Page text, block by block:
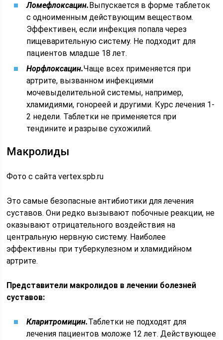
Ломефлоксацин.Выпускается в форме таблеток
с одноименным действующим веществом.
Эффективен, если инфекция попала через
пищеварительную систему. Не подходит для
пациентов младше 18 лет.
Норфлоксацин.Чаще всех применяется при
артрите, вызванном инфекциями
мочевыделительной системы, например,
хламидиями, гонореей и другими. Курс лечения 1-
2 недели. Таблетки не применяется при
тендините и разрыве сухожилий.
Макролиды
Фото с сайта vertex.spb.ru
Это самые безопасные антибиотики для лечения
суставов. Они редко вызывают побочные реакции, не
оказывают отрицательного воздействия на
центральную нервную систему. Наиболее
эффективны при туберкулезном и хламидийном
артрите.
Представители макролидов в лечении болезней
суставов:
Кларитромицин.Таблетки не подходят для
лечения пациентов моложе 12 лет. Действующее